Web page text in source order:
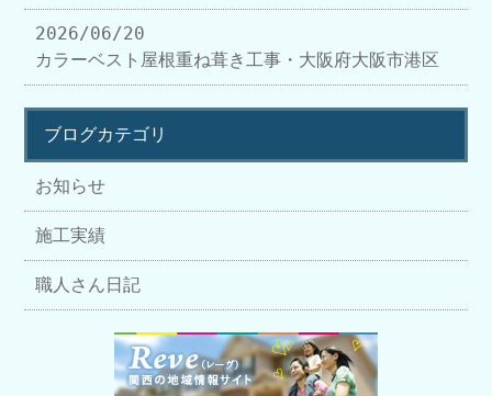
2026/06/20
カラーベスト屋根重ね葺き工事・大阪府大阪市港区
ブログカテゴリ
お知らせ
施工実績
職人さん日記